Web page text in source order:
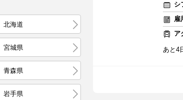
北海道
宮城県
青森県
岩手県
シ
雇
ア
あと4